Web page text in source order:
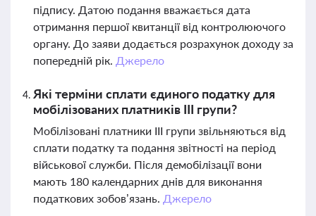
підпису. Датою подання вважається дата
отримання першої квитанції від контролюючого
органу. До заяви додається розрахунок доходу за
попередній рік. Джерело
Які терміни сплати єдиного податку для
мобілізованих платників III групи?
Мобілізовані платники III групи звільняються від
сплати податку та подання звітності на період
військової служби. Після демобілізації вони
мають 180 календарних днів для виконання
податкових зобов’язань. Джерело